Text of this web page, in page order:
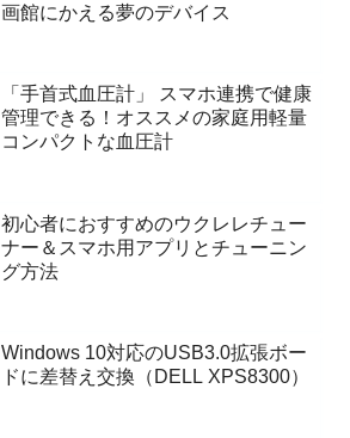
画館にかえる夢のデバイス
「手首式血圧計」 スマホ連携で健康
管理できる！オススメの家庭用軽量
コンパクトな血圧計
初心者におすすめのウクレレチュー
ナー＆スマホ用アプリとチューニン
グ方法
Windows 10対応のUSB3.0拡張ボー
ドに差替え交換（DELL XPS8300）